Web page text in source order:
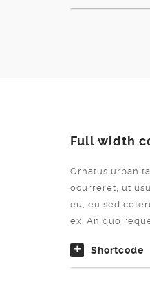
Full width
Ornatus
ocurreret, ut
eu, eu sed
ex. An quo
Shortcode